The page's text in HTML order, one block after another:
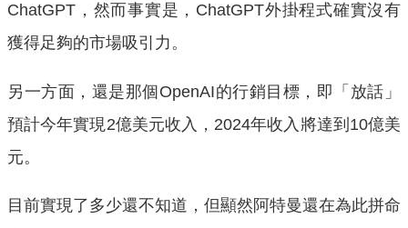
ChatGPT，然而事實是，ChatGPT外掛程式確實沒有
獲得足夠的市場吸引力。
另一方面，還是那個OpenAI的行銷目標，即「放話」
預計今年實現2億美元收入，2024年收入將達到10億美
元。
目前實現了多少還不知道，但顯然阿特曼還在為此拼命